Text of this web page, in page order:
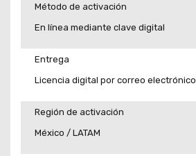
Método de activación
En línea mediante clave digital
Entrega
Licencia digital por correo electrónico
Región de activación
México / LATAM